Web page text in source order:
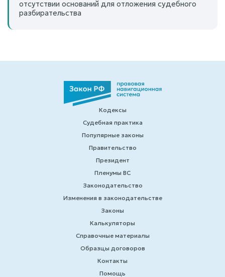
отсутствии оснований для отложения судебного
разбирательства
Кодексы
Судебная практика
Популярные законы
Правительство
Президент
Пленумы ВС
Законодательство
Изменения в законодательстве
Законы
Калькуляторы
Справочные материалы
Образцы договоров
Контакты
Помощь